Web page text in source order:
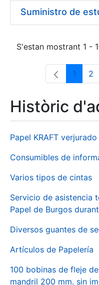
S'estan mostrant 1 -
Pàgina
1 2
Històric
Papel KRAFT
Consumibles de
Varios tipos de cintas
Servicio de asistencia
Papel de Burgos
Diversos guantes de
Artículos de Papelería
100 bobinas de fleje
mandril 200 mm. sin